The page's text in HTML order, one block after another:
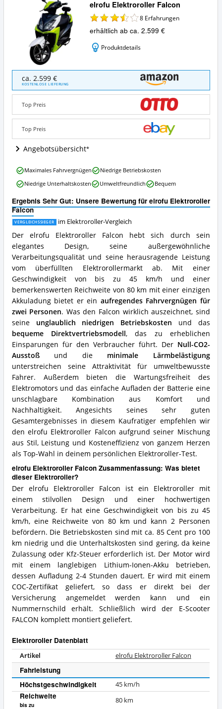
elrofu Elektroroller Falcon
8 Erfahrungen
erhältlich ab ca. 2.599 €
Produktdetails
elrofu
Elektroroller
Falcon
Angebote:
ist
dieser
Elektroroller
erhältlich?
ca. 2.599 €
KOSTENLOSE LIEFERUNG
Top Preis
Top Preis
Angebotsübersicht
Ergebnis Sehr Gut: Unsere Bewertung für elrofu Elektroroller
Falcon
VERGLEICHSSIEGER im Elektroroller-Vergleich
Der elrofu Elektroroller Falcon hebt sich durch sein
elegantes Design, seine außergewöhnliche
Verarbeitungsqualität und seine herausragende Leistung
vom überfüllten Elektrorollermarkt ab. Mit einer
Geschwindigkeit von bis zu 45 km/h und einer
bemerkenswerten Reichweite von 80 km mit einer einzigen
Akkuladung bietet er ein aufregendes Fahrvergnügen für
zwei Personen. Was den Falcon wirklich auszeichnet, sind
seine unglaublich niedrigen Betriebskosten und das
bequeme Direktvertriebsmodell, das zu erheblichen
Einsparungen für den Verbraucher führt. Der Null-CO2-
Ausstoßund die minimale Lärmbelästigung
unterstreichen seine Attraktivität für umweltbewusste
Fahrer. Außerdem bieten die Wartungsfreiheit des
Elektromotors und das einfache Aufladen der Batterie eine
unschlagbare Kombination aus Komfort und
Nachhaltigkeit. Angesichts seines sehr guten
Gesamtergebnisses in diesem Kaufratiger empfehlen wir
den elrofu Elektroroller Falcon aufgrund seiner Mischung
aus Stil, Leistung und Kosteneffizienz von ganzem Herzen
als Top-Wahl in deinem persönlichen Elektroroller-Test.
elrofu Elektroroller Falcon Zusammenfassung: Was bietet
dieser Elektroroller?
Der elrofu Elektroroller Falcon ist ein Elektroroller mit
einem stilvollen Design und einer hochwertigen
Verarbeitung. Er hat eine Geschwindigkeit von bis zu 45
km/h, eine Reichweite von 80 km und kann 2 Personen
befördern. Die Betriebskosten sind mit ca. 85 Cent pro 100
km niedrig und die Unterhaltskosten sind gering, da keine
Zulassung oder Kfz-Steuer erforderlich ist. Der Motor wird
mit einem langlebigen Lithium-Ionen-Akku betrieben,
dessen Aufladung 2-4 Stunden dauert. Er wird mit einem
COC-Zertifikat geliefert, so dass er direkt bei der
Versicherung angemeldet werden kann und ein
Nummernschild erhält. Schließlich wird der E-Scooter
FALCON komplett montiert geliefert.
Elektroroller Datenblatt
Artikel elrofu Elektroroller Falcon
Fahrleistung
Höchstgeschwindigkeit
45 km/h
Reichweite
bis zu
80 km
elrofu
Elektroroller
Falcon
Was
spricht
für
diesen
Elektroroller?
Maximales Fahrvergnügen
Niedrige Betriebskosten
Niedrige Unterhaltskosten
Umweltfreundlich Bequem